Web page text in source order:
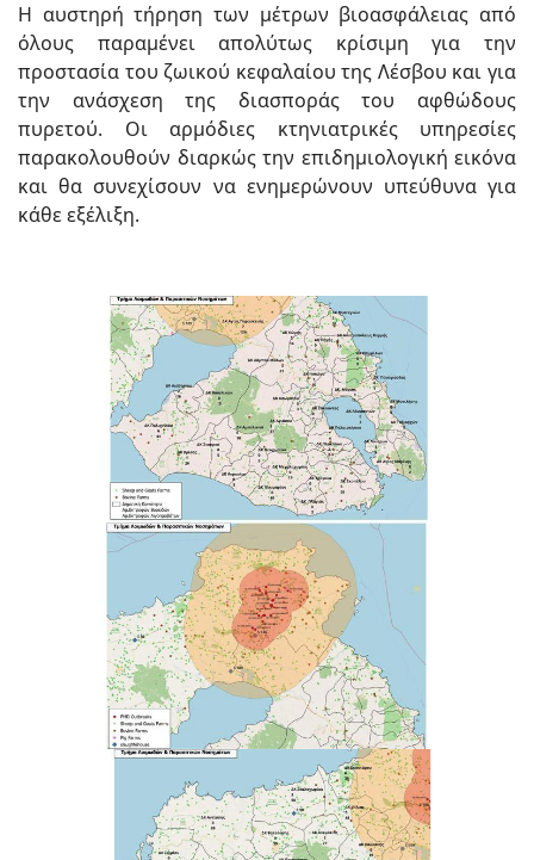
Η αυστηρή τήρηση των μέτρων βιοασφάλειας από
όλους παραμένει απολύτως κρίσιμη για την
προστασία του ζωικού κεφαλαίου της Λέσβου και για
την ανάσχεση της διασποράς του αφθώδους
πυρετού. Οι αρμόδιες κτηνιατρικές υπηρεσίες
παρακολουθούν διαρκώς την επιδημιολογική εικόνα
και θα συνεχίσουν να ενημερώνουν υπεύθυνα για
κάθε εξέλιξη.